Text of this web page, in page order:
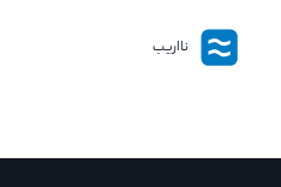
نااریب